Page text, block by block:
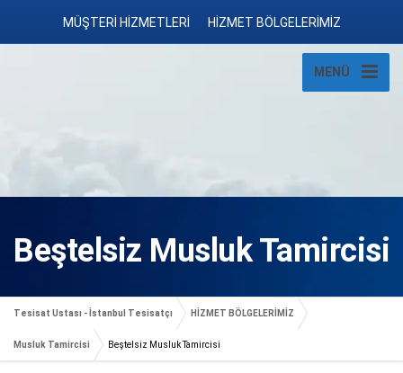
MÜŞTERİ HİZMETLERİ HİZMET BÖLGELERİMİZ
MENÜ
Beştelsiz Musluk Tamircisi
Tesisat Ustası - İstanbul Tesisatçı HİZMET BÖLGELERİMİZ
Musluk Tamircisi Beştelsiz Musluk Tamircisi